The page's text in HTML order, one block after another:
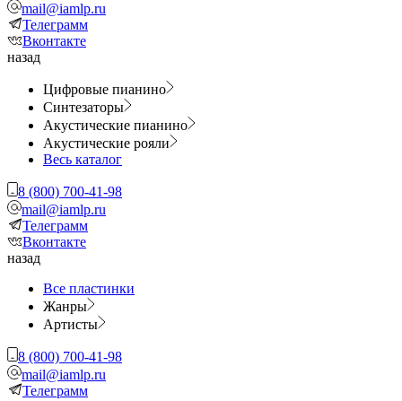
mail@iamlp.ru
Телеграмм
Вконтакте
назад
Цифровые пианино
Синтезаторы
Акустические пианино
Акустические рояли
Весь каталог
8 (800) 700-41-98
mail@iamlp.ru
Телеграмм
Вконтакте
назад
Все пластинки
Жанры
Артисты
8 (800) 700-41-98
mail@iamlp.ru
Телеграмм